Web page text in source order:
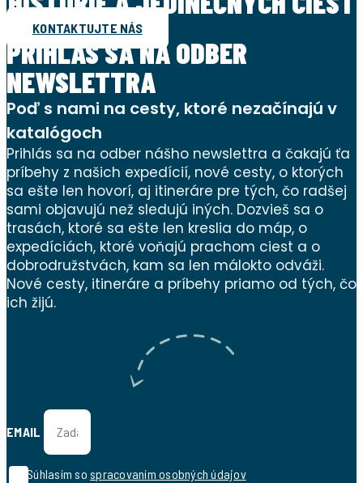
KONTAKTUJTE NÁS
PRIHLÁS SA NA ODBER
NEWSLETTRA
Poď s nami na cesty, ktoré nezačínajú v
katalógoch
Prihlás sa na odber nášho newslettra a čakajú ťa
príbehy z našich expedícií, nové cesty, o ktorých
sa ešte len hovorí, aj itineráre pre tých, čo radšej
sami objavujú než sledujú iných. Dozvieš sa o
trasách, ktoré sa ešte len kreslia do máp, o
expedíciách, ktoré voňajú prachom ciest a o
dobrodružstvách, kam sa len málokto odváži.
Nové cesty, itineráre a príbehy priamo od tých, čo
ich žijú.
EMAIL
Súhlasím so spracovaním osobných údajov